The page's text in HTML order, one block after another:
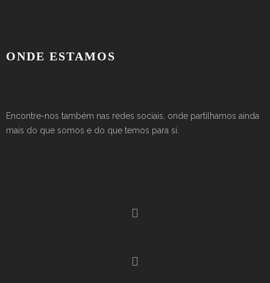
ONDE ESTAMOS
Encontre-nos também nas redes sociais, onde partilhamos ainda
mais do que somos e do que temos para si.